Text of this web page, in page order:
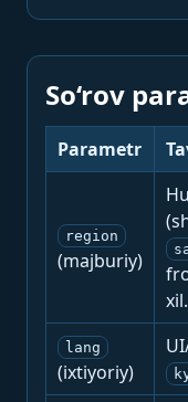
So‘rov
Parametr
region
(majburiy)
xil.
lang
(ixtiyoriy)